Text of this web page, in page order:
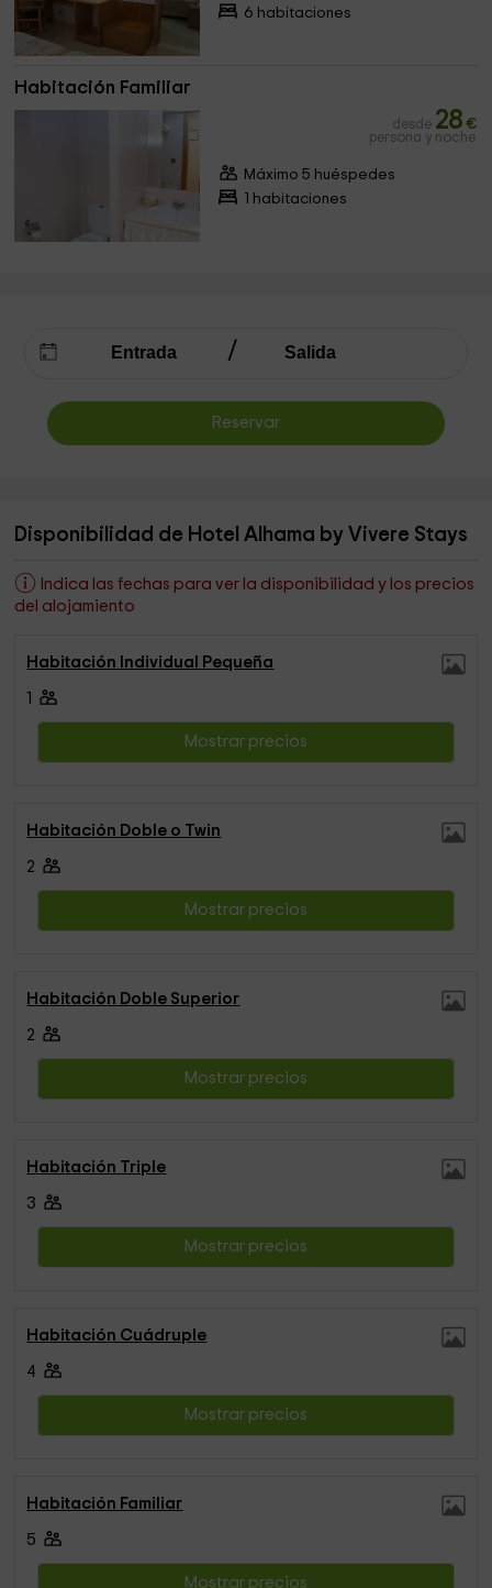
6 habitaciones
Habitación Familiar
desde 28 €
persona y noche
Máximo 5 huéspedes
1 habitaciones
Reservar
Disponibilidad de Hotel Alhama by Vivere Stays
Indica las fechas para ver la disponibilidad y los precios
del alojamiento
Habitación Individual Pequeña
Mostrar precios
Habitación Doble o Twin
2
Mostrar precios
Habitación Doble Superior
2
Mostrar precios
Habitación Triple
3
Mostrar precios
Habitación Cuádruple
4
Mostrar precios
Habitación Familiar
5
Mostrar precios